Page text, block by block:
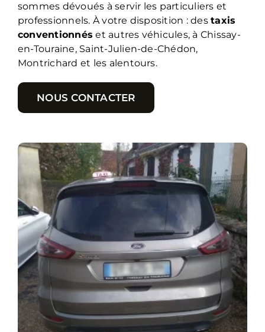
sommes dévoués à servir les particuliers et
professionnels. À votre disposition : destaxis
conventionnés et autres véhicules, à Chissay-
en-Touraine, Saint-Julien-de-Chédon,
Montrichard et les alentours.
NOUS CONTACTER